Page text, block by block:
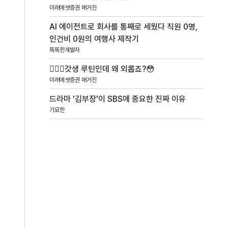
미래에셋증권 매거진
AI 에이전트로 회사를 통째로 세웠다 직원 0명,
인건비 0원의 여행사 제작기
똑똑한개발자
🏋🏻‍♂️갓생 루틴인데 왜 외롭죠?😳
미래에셋증권 매거진
드라마 '김부장'이 SBS에 중요한 진짜 이유
기묘한